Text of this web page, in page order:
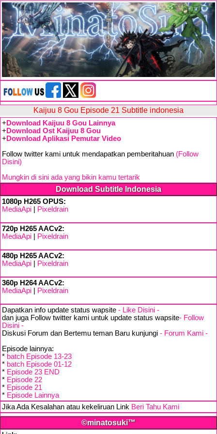
Kaijuu 8 Gou Episode 21 Subtitle indonesia
+ Download Kaijuu 8 Gou Lainnya
+ Download Ost Kaijuu 8 Gou
+ Download Aplikasi Pemutar Video
Follow twitter kami untuk mendapatkan pemberitahuan (Follow
Disini)
Mungkin di sini ada yang bikin kamu tertarik
Download Subtitle Indonesia
1080p H265 OPUS:
MediaApi
Pixeldrain
720p H265 AACv2:
MediaApi
Pixeldrain
480p H265 AACv2:
MediaApi
Pixeldrain
360p H264 AACv2:
MediaApi
Pixeldrain
Dapatkan info update status wapsite - Like Disini -
dan juga Follow twitter kami untuk update status wapsite- Follow
Disini -
Diskusi Forum dan Bertemu teman Baru kunjungi - Forum Kami -
Episode lainnya:
* batch Episode 13-23
* batch Episode 01-12
* Episode 23 END
* Episode 22
* Episode 21
* Episode Lainnya
Jika Ada Kesalahan atau kekeliruan Link Beri Tahu Kami
©minatosuki™